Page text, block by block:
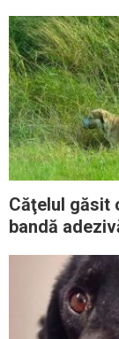
Căţelul găsit
bandă